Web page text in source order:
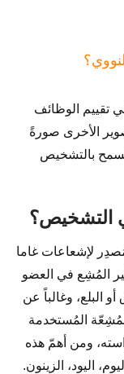
تقييم الوظائف
الأخرى صورةً
بالتشخيص
التشخيص؟
لإشعاعات غاما
المُشِع في العضو
البلع، وغالباً عن
المُستخدمة
ومن أهمّ هذه
اليود، الزينون.